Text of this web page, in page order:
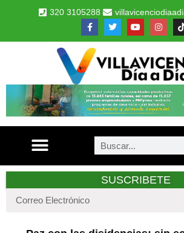
320 3105288
SUSCRIBETE